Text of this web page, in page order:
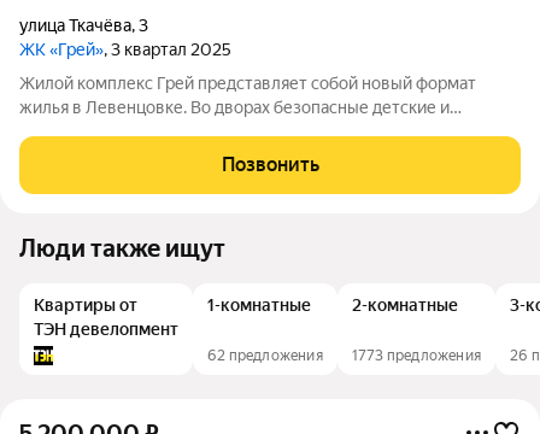
улица Ткачёва,3
ЖК «Грей», 3 квартал 2025
Жилой комплекс Грей представляет собой новый формат
жилья в Левенцовке. Во дворах безопасные детские и
другое. Большая территория под гостевую парковку, теплый
подземный паркинг. На территории
Позвонить
Люди также ищут
Квартиры от
ТЭН девелопмент
1-комнатные
62 предложения
2-комнатные
1773 предложения
3-
26